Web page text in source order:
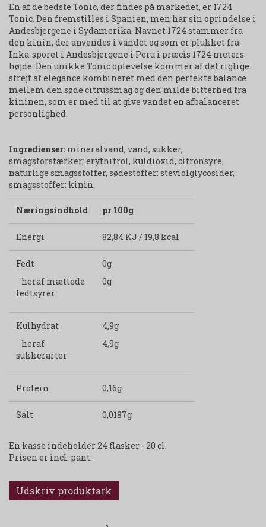
En af de bedste Tonic, der findes på markedet, er 1724
Tonic. Den fremstilles i Spanien, men har sin oprindelse i
Andesbjergene i Sydamerika. Navnet 1724 stammer fra
den kinin, der anvendes i vandet og som er plukket fra
Inka-sporet i Andesbjergene i Peru i præcis 1724 meters
højde. Den unikke Tonic oplevelse kommer af det rigtige
strejf af elegance kombineret med den perfekte balance
mellem den søde citrussmag og den milde bitterhed fra
kininen, som er med til at give vandet en afbalanceret
personlighed.
Ingredienser: mineralvand, vand, sukker,
smagsforstærker: erythitrol, kuldioxid, citronsyre,
naturlige smagsstoffer, sødestoffer: steviolglycosider,
smagsstoffer: kinin.
Næringsindhold pr 100g
Energi 82,84 KJ / 19,8 kcal
Fedt
heraf mættede
fedtsyrer
0g
0g
Kulhydrat
heraf
sukkerarter
4,9g
4,9g
Protein 0,16g
Salt 0,0187g
En kasse indeholder 24 flasker - 20 cl.
Prisen er incl. pant.
Udskriv produktark